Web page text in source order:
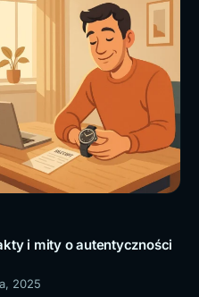
i mity o autentyczności
2025